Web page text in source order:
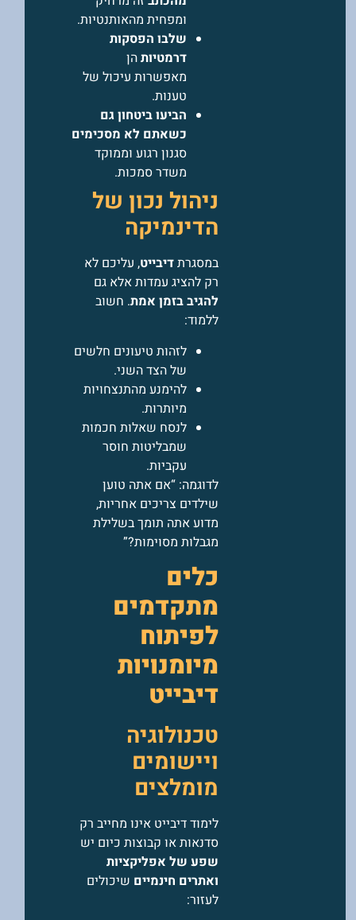
ומפחית מהאותנטיות.
שלבו הפסקות
דרמטיותהן
מאפשרות עיכול של
טענות.
הביעו ביטחון גם
כשאתם לא מסכימים
סגנון רגוע וממוקד
משדר סמכות.
ניהול נכון של
הדינמיקה
במסגרתדיבייט, עליכם לא
רק להציג עמדות אלא גם
להגיב בזמן אמת. חשוב
ללמוד:
לזהות טיעונים חלשים
של הצד השני.
להימנע מהתנצחויות
מיותרות.
לנסח שאלות חכמות
שמבליטות חוסר
עקביות.
לדוגמה: “אם אתה טוען
שילדים צריכים אחריות,
מדוע אתה תומך בשלילת
מגבלות מסוימות?”
כלים
מתקדמים
לפיתוח
מיומנויות
דיבייט
טכנולוגיה
ויישומים
מומלצים
לימוד דיבייט אינו מחייב רק
סדנאות או קבוצות כיום יש
שפע של אפליקציות
ואתרים חינמיים שיכולים
לעזור: